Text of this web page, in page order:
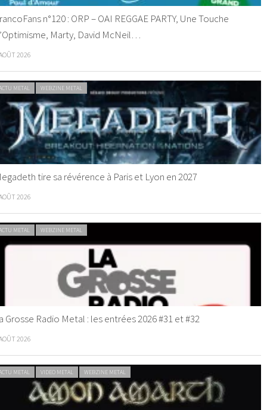
n°120 : ORP – OAI REGGAE PARTY, Une Touche
Marty, David McNeil…
2026
METAL WEBZINE METAL
tire sa révérence à Paris et Lyon en 2027
2026
METAL WEBZINE METAL
Grosse Radio Metal : les entrées 2026 #31 et #32
2026
METAL VIDEO METAL WEBZINE METAL